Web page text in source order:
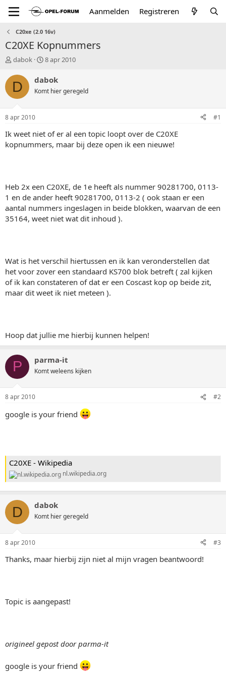
Aanmelden Registreren
C20xe (2.0 16v)
C20XE Kopnummers
T
p
a
r
e
dabok
S
a
t
u
8 apr 2010
D dabok
Komt hier geregeld
8 apr 2010 #1
Ik weet niet of er al een topic loopt over de C20XE
kopnummers, maar bij deze open ik een nieuwe!
Heb 2x een C20XE, de 1e heeft als nummer 90281700, 0113-
1 en de ander heeft 90281700, 0113-2 ( ook staan er een
aantal nummers ingeslagen in beide blokken, waarvan de een
35164, weet niet wat dit inhoud ).
Wat is het verschil hiertussen en ik kan veronderstellen dat
het voor zover een standaard KS700 blok betreft ( zal kijken
of ik kan constateren of dat er een Coscast kop op beide zit,
maar dit weet ik niet meteen ).
Hoop dat jullie me hierbij kunnen helpen!
P parma-it
Komt weleens kijken
8 apr 2010 #2
google is your friend
C20XE - Wikipedia
nl.wikipedia.org
D dabok
Komt hier geregeld
8 apr 2010 #3
Thanks, maar hierbij zijn niet al mijn vragen beantwoord!
Topic is aangepast!
origineel gepost door parma-it
google is your friend